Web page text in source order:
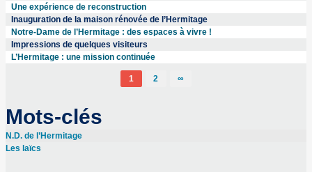
Une expérience de reconstruction
Inauguration de la maison rénovée de l’Hermitage
Notre-Dame de l’Hermitage : des espaces à vivre !
Impressions de quelques visiteurs
L’Hermitage : une mission continuée
1 2 ∞
Mots-clés
N.D. de l’Hermitage
Les laïcs